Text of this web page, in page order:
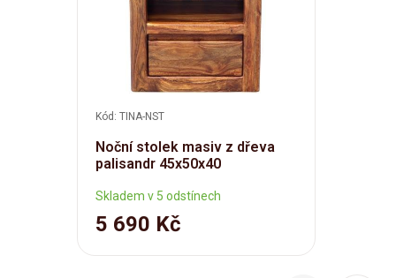
Kód: TINA-NST
Noční stolek masiv z dřeva
palisandr 45x50x40
Skladem v 5 odstínech
5 690 Kč